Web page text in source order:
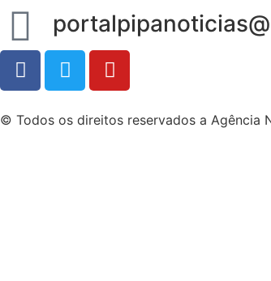
© Todos os direitos reservados a Agência